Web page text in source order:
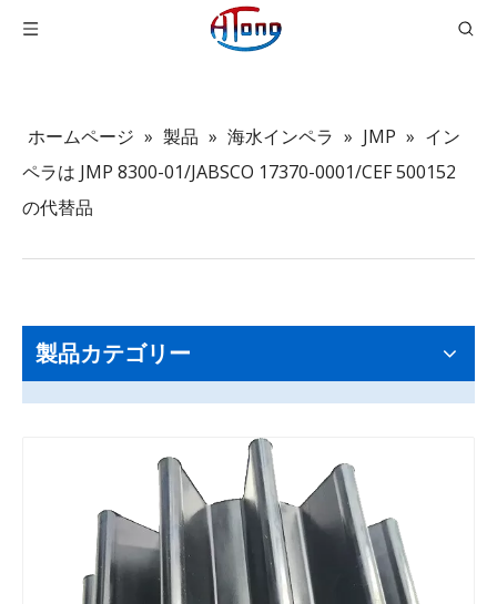
ホームページ » 製品 » 海水インペラ » JMP » イン
ペラは JMP 8300-01/JABSCO 17370-0001/CEF 500152
の代替品
製品カテゴリー